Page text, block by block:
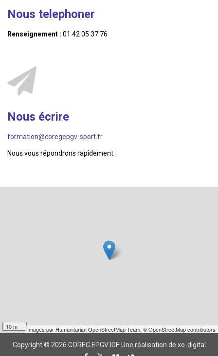
Nous telephoner
Renseignement : 01 42 05 37 76
Nous écrire
formation@coregepgv-sport.fr
Nous vous répondrons rapidement.
10 m Images par Humanitarian OpenStreetMap Team, © OpenStreetMap contributors
Copyright © 2026 COREG EPGV IDF. Une réalisation de xo-digital